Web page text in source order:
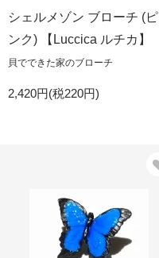
シェルメゾン ブローチ (ピ
ンク) 【Luccica ルチカ】
貝でできた家のブローチ
2,420円(税220円)